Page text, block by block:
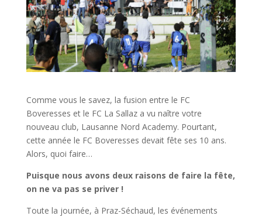
Comme vous le savez, la fusion entre le FC
Boveresses et le FC La Sallaz a vu naître votre
nouveau club, Lausanne Nord Academy. Pourtant,
cette année le FC Boveresses devait fête ses 10 ans.
Alors, quoi faire…
Puisque nous avons deux raisons de faire la fête,
on ne va pas se priver !
Toute la journée, à Praz-Séchaud, les événements